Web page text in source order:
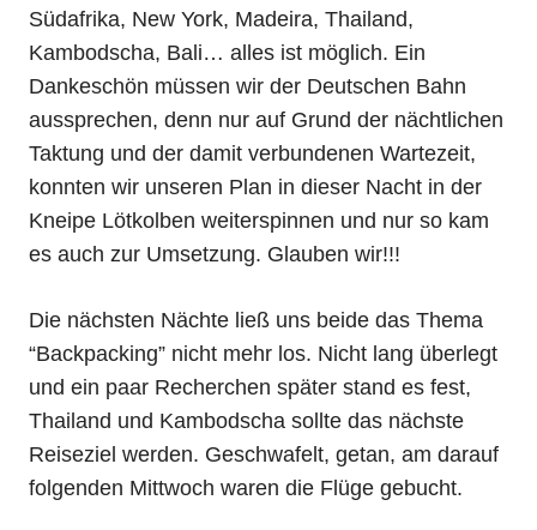
Südafrika, New York, Madeira, Thailand,
Kambodscha, Bali… alles ist möglich. Ein
Dankeschön müssen wir der Deutschen Bahn
aussprechen, denn nur auf Grund der nächtlichen
Taktung und der damit verbundenen Wartezeit,
konnten wir unseren Plan in dieser Nacht in der
Kneipe Lötkolben weiterspinnen und nur so kam
es auch zur Umsetzung. Glauben wir!!!
Die nächsten Nächte ließ uns beide das Thema
“Backpacking” nicht mehr los. Nicht lang überlegt
und ein paar Recherchen später stand es fest,
Thailand und Kambodscha sollte das nächste
Reiseziel werden. Geschwafelt, getan, am darauf
folgenden Mittwoch waren die Flüge gebucht.